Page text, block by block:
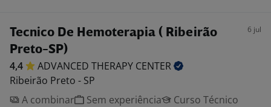
Tecnico De Hemoterapia ( Ribeirão
Preto-SP)
6 jul
4,4 ADVANCED THERAPY CENTER
Ribeirão Preto - SP
A combinar
Sem experiência
Curso Técnico